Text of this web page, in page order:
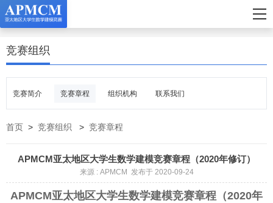
竞赛组织
竞赛简介 竞赛章程 组织机构 联系我们
首页 > 竞赛组织 > 竞赛章程
APMCM亚太地区大学生数学建模竞赛章程（2020年修订）
来源 : APMCM 发布于 2020-09-24
APMCM亚太地区大学生数学建模竞赛章程（2020年